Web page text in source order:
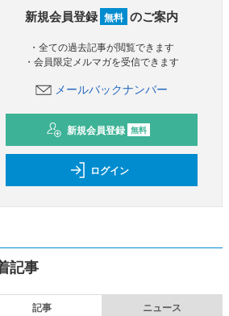
新規会員登録 無料 のご案内
・全ての過去記事が閲覧できます
・会員限定メルマガを受信できます
メールバックナンバー
新規会員登録 無料
ログイン
記事
記事 ニュース